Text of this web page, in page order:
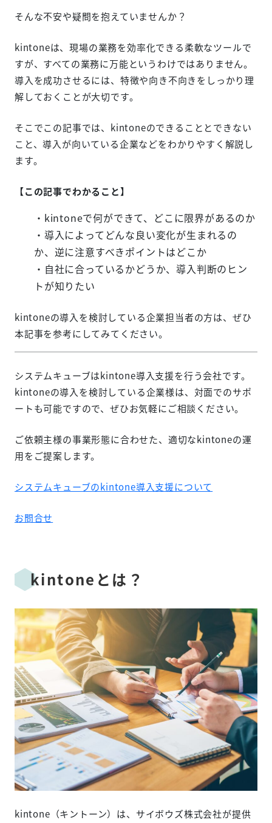
そんな不安や疑問を抱えていませんか？
kintoneは、現場の業務を効率化できる柔軟なツールで
すが、すべての業務に万能というわけではありません。
導入を成功させるには、特徴や向き不向きをしっかり理
解しておくことが大切です。
そこでこの記事では、kintoneのできることとできない
こと、導入が向いている企業などをわかりやすく解説し
ます。
【この記事でわかること】
・kintoneで何ができて、どこに限界があるのか
・導入によってどんな良い変化が生まれるの
か、逆に注意すべきポイントはどこか
・自社に合っているかどうか、導入判断のヒン
トが知りたい
kintoneの導入を検討している企業担当者の方は、ぜひ
本記事を参考にしてみてください。
システムキューブはkintone導入支援を行う会社です。
kintoneの導入を検討している企業様は、対面でのサポ
ートも可能ですので、ぜひお気軽にご相談ください。
ご依頼主様の事業形態に合わせた、適切なkintoneの運
用をご提案します。
システムキューブのkintone導入支援について
お問合せ
kintoneとは？
kintone（キントーン）は、サイボウズ株式会社が提供